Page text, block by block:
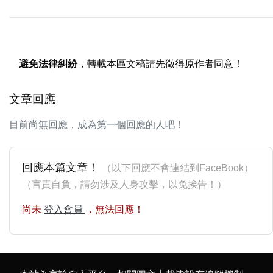
避免法律糾紛，轉載本區文稿請先徵得原作者同意！
文章回應
目前尚無回應，成為第一個回應的人吧！
回應本篇文章！
（以下回應不會連結到FaceBook）
（言責自負，請勿涉及人身攻擊，以免挨告！）
尚未 登入會員 ，無法回應！